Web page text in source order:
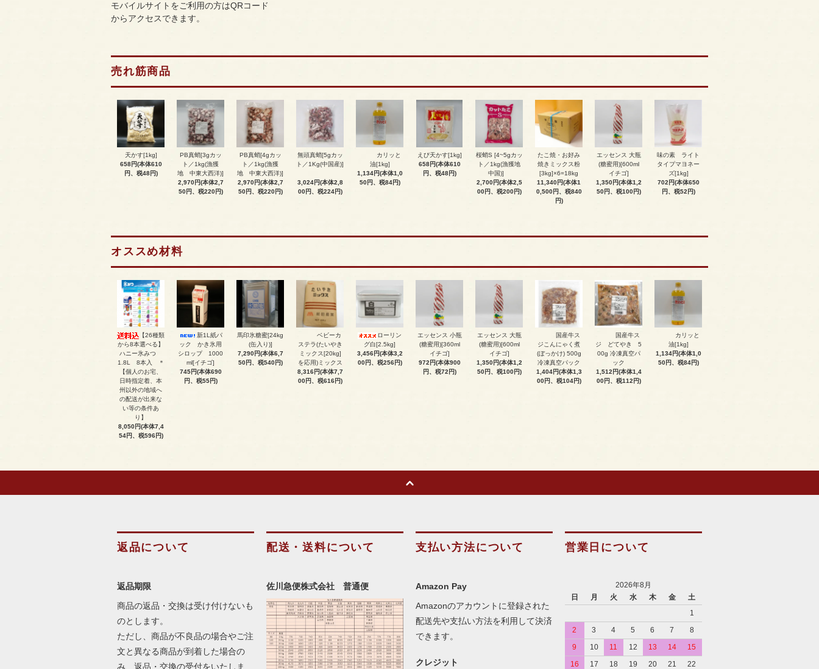
モバイルサイトをご利用の方はQRコード
からアクセスできます。
売れ筋商品
天かす[1kg]
658円(本体610
円、税48円)
PB真蛸[3gカッ
ト／1kg(漁獲
地 中東大西洋)]
2,970円(本体2,7
50円、税220円)
PB真蛸[4gカッ
ト／1kg(漁獲
地 中東大西洋)]
2,970円(本体2,7
50円、税220円)
無頭真蛸[5gカッ
ト／1Kg(中国産)]
3,024円(本体2,8
00円、税224円)
カリッと
油[1kg]
1,134円(本体1,0
50円、税84円)
えび天かす[1kg]
658円(本体610
円、税48円)
桜蛸S [4~5gカッ
ト／1kg(漁獲地
中国)]
2,700円(本体2,5
00円、税200円)
たこ焼・お好み
焼きミックス粉
[3kg]×6=18kg
11,340円(本体1
0,500円、税840
円)
エッセンス 大瓶
(糖蜜用)[600ml
イチゴ]
1,350円(本体1,2
50円、税100円)
味の素 ライト
タイプマヨネー
ズ[1kg]
702円(本体650
円、税52円)
オススめ材料
【26種類
から8本選べる】
ハニー氷みつ
1.8L 8本入 ＊
【個人のお宅、
日時指定着、本
州以外の地域へ
の配送が出来な
い等の条件あ
り】
8,050円(本体7,4
54円、税596円)
新1L紙パ
ック かき氷用
シロップ 1000
ml[イチゴ]
745円(本体690
円、税55円)
馬印氷糖蜜[24kg
(缶入り)]
7,290円(本体6,7
50円、税540円)
ベビーカ
ステラ(たいやき
ミックス[20kg]
を応用)ミックス
8,316円(本体7,7
00円、税616円)
ローリン
グ白[2.5kg]
3,456円(本体3,2
00円、税256円)
エッセンス 小瓶
(糖蜜用)[360ml
イチゴ]
972円(本体900
円、税72円)
エッセンス 大瓶
(糖蜜用)[600ml
イチゴ]
1,350円(本体1,2
50円、税100円)
国産牛ス
ジこんにゃく煮
(ぼっかけ) 500g
冷凍真空パック
1,404円(本体1,3
00円、税104円)
国産牛ス
ジ どてやき 5
00g 冷凍真空パ
ック
1,512円(本体1,4
00円、税112円)
カリッと
油[1kg]
1,134円(本体1,0
50円、税84円)
返品について
返品期限
商品の返品・交換は受け付けないも
のとします。
ただし、商品が不良品の場合やご注
文と異なる商品が到着した場合の
み、返品・交換の受付をいたしま
配送・送料について
佐川急便株式会社 普通便
支払い方法について
Amazon Pay
Amazonのアカウントに登録された
配送先や支払い方法を利用して決済
できます。
クレジット
営業日について
2026年8月
日
月 火 水 木 金
土
1
2
3 4 5 6 7
8
9
10 11 12 13 14
15
16
17 18 19 20 21 22